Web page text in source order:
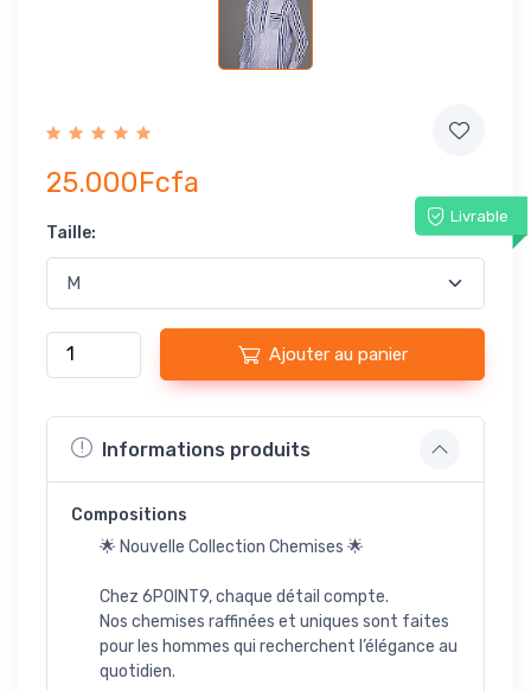
25.000Fcfa
Livrable
Taille:
Ajouter au panier
Informations produits
Compositions
🌟 Nouvelle Collection Chemises 🌟
Chez 6POINT9, chaque détail compte.
Nos chemises raffinées et uniques sont faites
pour les hommes qui recherchent l’élégance au
quotidien.